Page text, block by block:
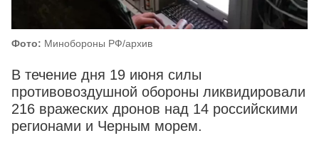
Фото: Минобороны РФ/архив
В течение дня 19 июня силы
противовоздушной обороны ликвидировали
216 вражеских дронов над 14 российскими
регионами и Черным морем.